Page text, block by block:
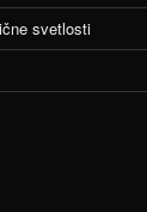
svetlosti